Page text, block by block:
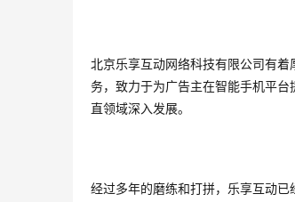
北京乐享互动网络科技有限公司有
务，致力于为广告主在智能手机平
直领域深入发展。
经过多年的磨练和打拼，乐享互动